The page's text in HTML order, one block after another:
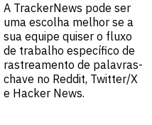
A TrackerNews pode ser
uma escolha melhor se a
sua equipe quiser o fluxo
de trabalho específico de
rastreamento de palavras-
chave no Reddit, Twitter/X
e Hacker News.